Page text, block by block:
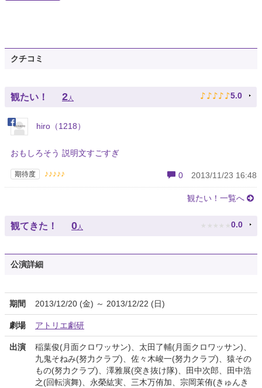
クチコミ
観たい！ 2人 ♪ ♪ ♪ ♪ ♪ 5.0
hiro（1218）
おもしろそう 説明文すごすぎ
期待度 ♪♪♪♪♪ 0 2013/11/23 16:48
観たい！一覧へ
観てきた！ 0 人 ★ ★ ★ ★ ★ 0.0
公演詳細
期間 2013/12/20 (金) ～ 2013/12/22 (日)
劇場 アトリエ劇研
出演
稲葉俊(月面クロワッサン)、太田了輔(月面クロワッサン)、
九鬼そねみ(努力クラブ)、佐々木峻一(努力クラブ)、猿その
もの(努力クラブ)、澤雅展(突き抜け隊)、田中次郎、田中浩
之(回転演舞)、永榮紘実、三木万侑加、宗岡茉侑(きゅんき